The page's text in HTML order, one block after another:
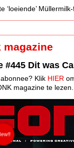
magazine
#445 Dit was
Klik HIER
magazine te lezen.